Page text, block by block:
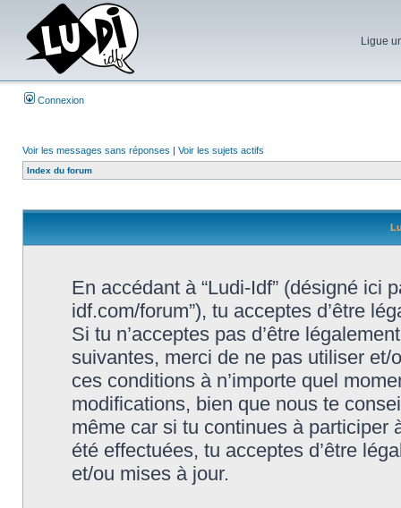
Ligue
Connexion
Voir les messages sans réponses | Voir les sujets actifs
Index du forum
En accédant à “Ludi-Idf” (désigné ici
idf.com/forum”), tu acceptes d’être
Si tu n’acceptes pas d’être
suivantes, merci de ne pas utiliser et/
ces conditions à n’importe quel
modifications, bien que nous te
même car si tu continues à participer
été effectuées, tu acceptes d’être
et/ou mises à jour.